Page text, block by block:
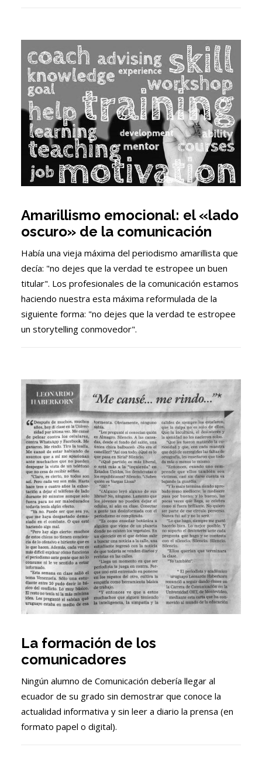
Amarillismo emocional: el «lado
oscuro» de la comunicación
Había una vieja máxima del periodismo amarillista que
decía: "no dejes que la verdad te estropee un buen
titular". Los profesionales de la comunicación estamos
haciendo nuestra esta máxima reformulada de la
siguiente forma: "no dejes que la verdad te estropee
un storytelling conmovedor".
La formación de los
comunicadores
Ningún alumno de Comunicación debería llegar al
ecuador de su grado sin demostrar que conoce la
actualidad informativa y sin leer a diario la prensa (en
formato papel o digital).